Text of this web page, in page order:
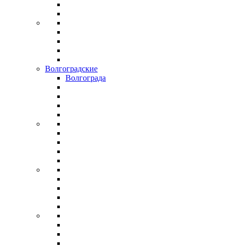
Волгоградские
Волгограда